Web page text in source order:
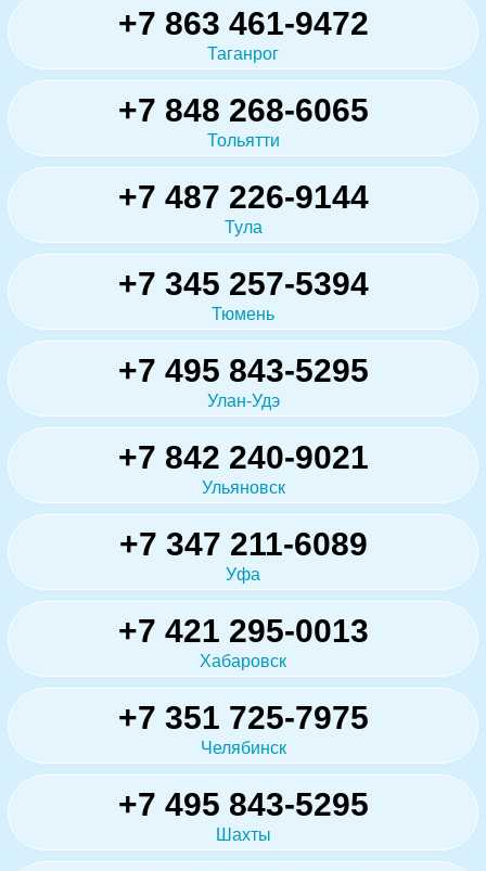
+7 863 461-9472
Таганрог
+7 848 268-6065
Тольятти
+7 487 226-9144
Тула
+7 345 257-5394
Тюмень
+7 495 843-5295
Улан-Удэ
+7 842 240-9021
Ульяновск
+7 347 211-6089
Уфа
+7 421 295-0013
Хабаровск
+7 351 725-7975
Челябинск
+7 495 843-5295
Шахты